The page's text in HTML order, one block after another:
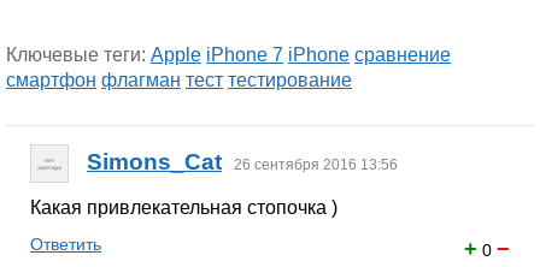
Ключевые теги: Apple iPhone 7 iPhone сравнение
смартфон флагман тест тестирование
Simons_Cat 26 сентября 2016 13:56
Какая привлекательная стопочка )
+ 0 −
Ответить